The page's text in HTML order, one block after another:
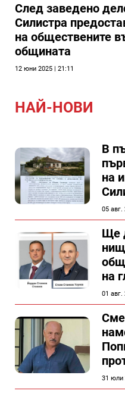
След заведено
Силистра
на обществените
общината
12 юни 2025 | 21:11
НАЙ-НОВИ
В
на
05 авг.
Ще
на
01 авг.
31 юли